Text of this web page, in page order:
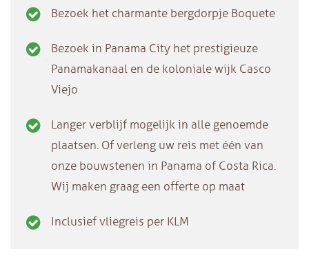
Bezoek het charmante bergdorpje Boquete
Bezoek in Panama City het prestigieuze
Panamakanaal en de koloniale wijk Casco
Viejo
Langer verblijf mogelijk in alle genoemde
plaatsen. Of verleng uw reis met één van
onze bouwstenen in Panama of Costa Rica.
Wij maken graag een offerte op maat
Inclusief vliegreis per KLM